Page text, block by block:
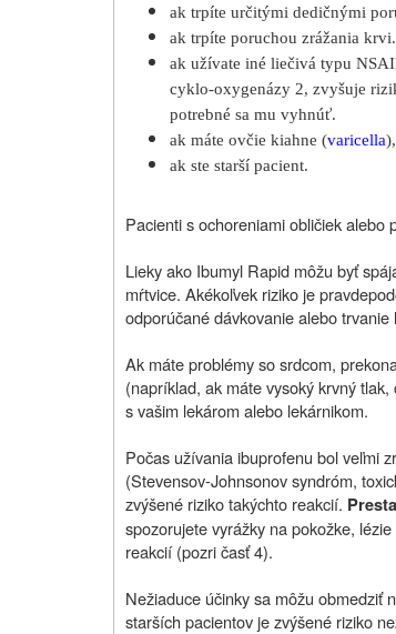
ak trpíte určitými dedičnými
ak trpíte poruchou zrážania krvi.
ak užívate iné liečivá typu
cyklo‑oxygenázy 2, zvyšuje
potrebné sa mu vyhnúť.
ak máte ovčie kiahne (varicella
ak ste starší pacient.
Pacienti s ochoreniami obličiek
Lieky ako Ibumyl Rapid môžu byť
mŕtvice. Akékoľvek riziko je
odporúčané dávkovanie alebo trvanie
Ak máte problémy so srdcom,
(napríklad, ak máte vysoký krvný
s vašim lekárom alebo lekárnikom.
Počas užívania ibuprofenu bol veľmi
(Stevensov-Johnsonov syndróm,
zvýšené riziko takýchto reakcií.
spozorujete vyrážky na pokožke,
reakcií (pozri časť 4).
Nežiaduce účinky sa môžu obmedziť
starších pacientov je zvýšené riziko